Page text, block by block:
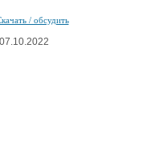
/ обсудить